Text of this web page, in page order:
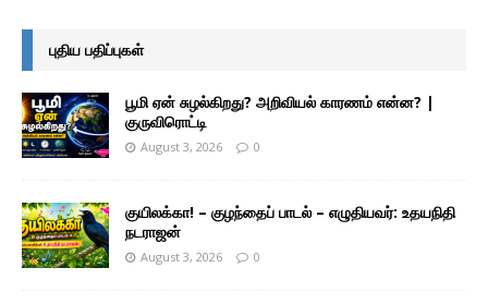
புதிய பதிப்புகள்
பூமி ஏன் சுழல்கிறது? அறிவியல் காரணம் என்ன? |
குருவிரொட்டி
August 3, 2026 0
குயிலக்கா! – குழந்தைப் பாடல் – எழுதியவர்: உதயநிதி
நடராஜன்
August 3, 2026 0